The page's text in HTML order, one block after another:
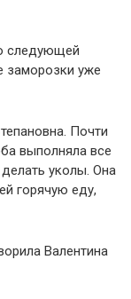
следующей
заморозки уже
Почти
выполняла все
уколы. Она
горячую еду,
Валентина